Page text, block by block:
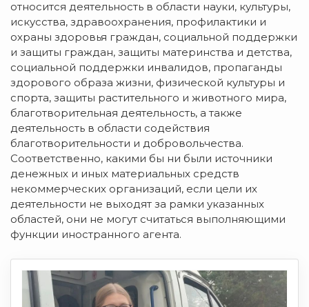
относится деятельность в области науки, культуры,
искусства, здравоохранения, профилактики и
охраны здоровья граждан, социальной поддержки
и защиты граждан, защиты материнства и детства,
социальной поддержки инвалидов, пропаганды
здорового образа жизни, физической культуры и
спорта, защиты растительного и животного мира,
благотворительная деятельность, а также
деятельность в области содействия
благотворительности и добровольчества.
Соответственно, какими бы ни были источники
денежных и иных материальных средств
некоммерческих организаций, если цели их
деятельности не выходят за рамки указанных
областей, они не могут считаться выполняющими
функции иностранного агента.